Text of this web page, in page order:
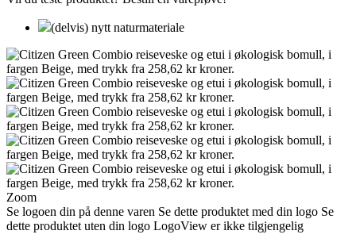
(delvis) nytt naturmateriale
Zoom
Se logoen din på denne varen Se dette produktet med din logo Se
dette produktet uten din logo LogoView er ikke tilgjengelig